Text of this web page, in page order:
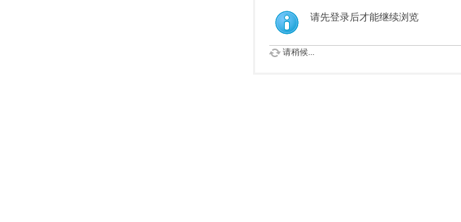
请先登录后才能继续浏览
请稍候...